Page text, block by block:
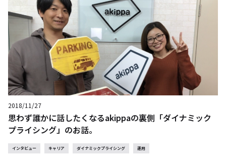
2018/11/27
思わず誰かに話したくなるakippaの裏側「ダイナミック
プライシング」のお話。
インタビュー キャリア ダイナミックプライシング 運用